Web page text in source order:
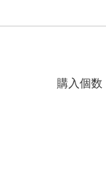
購入個数